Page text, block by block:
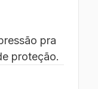
pra
proteção.